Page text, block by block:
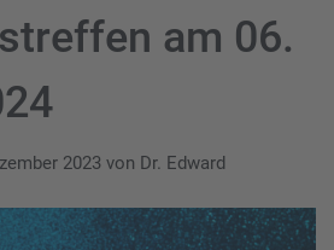
am 06.
2023 von Dr. Edward